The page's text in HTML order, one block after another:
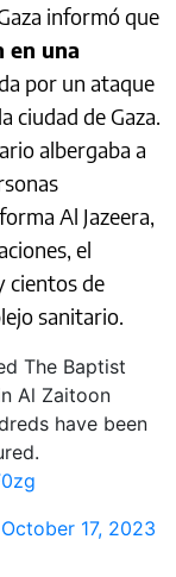
informó que
en una
por un ataque
ciudad de Gaza.
albergaba a
Al Jazeera,
el
cientos de
sanitario.
The Baptist
Al Zaitoon
have been
October 17, 2023